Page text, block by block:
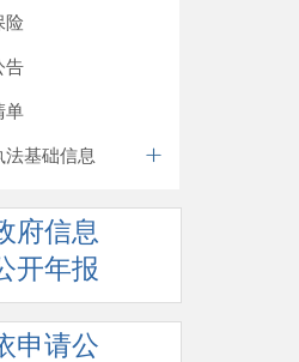
险
告
单
法基础信息
府信息
开年报
申请公